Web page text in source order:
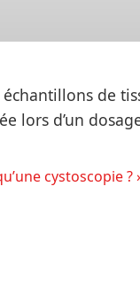
de
lors d’un
cystoscopie ?